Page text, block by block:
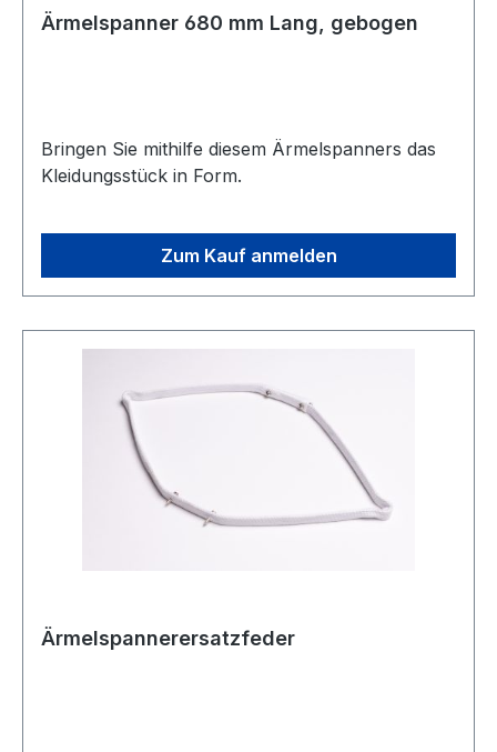
Ärmelspanner 680 mm Lang, gebogen
Bringen Sie mithilfe diesem Ärmelspanners das
Kleidungsstück in Form.
Zum Kauf anmelden
Ärmelspannerersatzfeder